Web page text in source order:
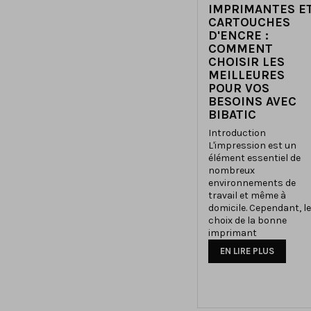
IMPRIMANTES
CARTOUCHES
D'ENCRE :
COMMENT
CHOISIR LES
MEILLEURES
POUR VOS
BESOINS AVEC
BIBATIC
Introduction
L'impression est un
élément essentiel de
nombreux
environnements de
travail et même à
domicile. Cependant, le
choix de la bonne
imprimant
EN LIRE PLUS